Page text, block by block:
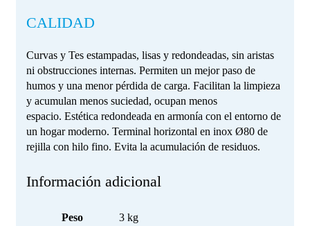
CALIDAD
Curvas y Tes estampadas, lisas y redondeadas, sin aristas
ni obstrucciones internas. Permiten un mejor paso de
humos y una menor pérdida de carga. Facilitan la limpieza
y acumulan menos suciedad, ocupan menos
espacio. Estética redondeada en armonía con el entorno de
un hogar moderno. Terminal horizontal en inox Ø80 de
rejilla con hilo fino. Evita la acumulación de residuos.
Información adicional
Peso 3 kg